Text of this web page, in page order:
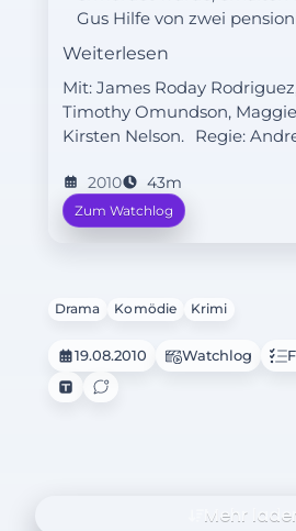
Gus Hilfe von zwei
Polizisten.
Weiterlesen
Mit: James Roday
Timothy Omundson,
Kirsten Nelson.
Regie:
2010 43m
Zum Watchlog
Drama Komödie Krimi
19.08.2010 Watchlog
Mehr